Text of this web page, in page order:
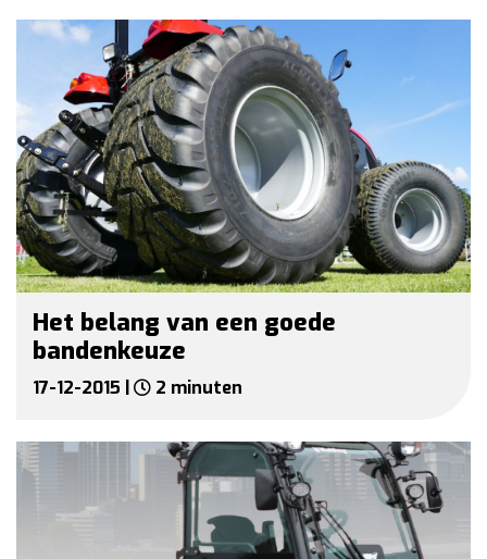
Het belang van een goede
bandenkeuze
17-12-2015 | 2 minuten